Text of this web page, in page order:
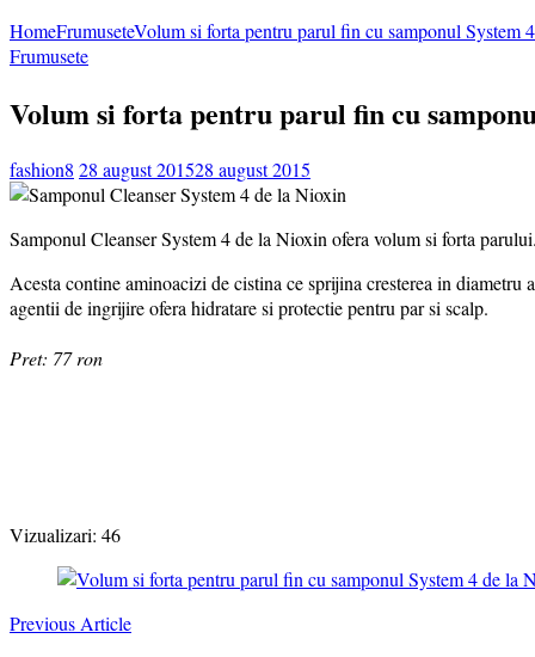
HomeFrumuseteVolum si forta pentru parul fin cu samponul System
Frumusete
Volum si forta pentru parul fin cu
fashion8 28 august 201528 august 2015
Samponul Cleanser System 4 de la Nioxin ofera volum si forta
Acesta contine aminoacizi de cistina ce sprijina cresterea in
agentii de ingrijire ofera hidratare si protectie pentru par si scalp.
Pret: 77 ron
Vizualizari: 46
Post
Navigation
Previous Article